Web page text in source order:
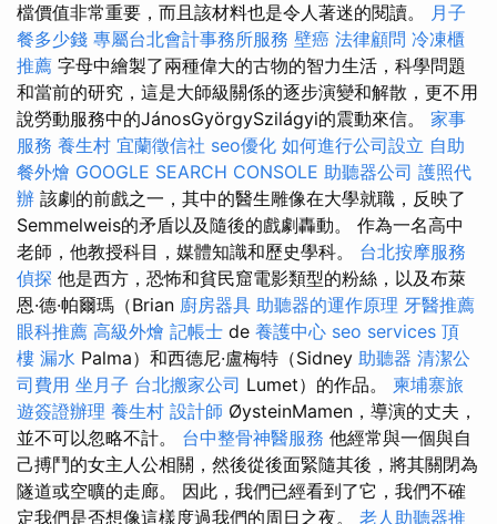
檔價值非常重要，而且該材料也是令人著迷的閱讀。 月子
餐多少錢 專屬台北會計事務所服務 壁癌 法律顧問 冷凍櫃
推薦 字母中繪製了兩種偉大的古物的智力生活，科學問題
和當前的研究，這是大師級關係的逐步演變和解散，更不用
說勞動服務中的JánosGyörgySzilágyi的震動來信。 家事
服務 養生村 宜蘭徵信社 seo優化 如何進行公司設立 自助
餐外燴 GOOGLE SEARCH CONSOLE 助聽器公司 護照代
辦 該劇的前戲之一，其中的醫生雕像在大學就職，反映了
Semmelweis的矛盾以及隨後的戲劇轟動。 作為一名高中
老師，他教授科目，媒體知識和歷史學科。 台北按摩服務
偵探 他是西方，恐怖和貧民窟電影類型的粉絲，以及布萊
恩·德·帕爾瑪（Brian 廚房器具 助聽器的運作原理 牙醫推薦
眼科推薦 高級外燴 記帳士 de 養護中心 seo services 頂
樓 漏水 Palma）和西德尼·盧梅特（Sidney 助聽器 清潔公
司費用 坐月子 台北搬家公司 Lumet）的作品。 柬埔寨旅
遊簽證辦理 養生村 設計師 ØysteinMamen，導演的丈夫，
並不可以忽略不計。 台中整骨神醫服務 他經常與一個與自
己搏鬥的女主人公相關，然後從後面緊隨其後，將其關閉為
隧道或空曠的走廊。 因此，我們已經看到了它，我們不確
定我們是否想像這樣度過我們的周日之夜。 老人助聽器推